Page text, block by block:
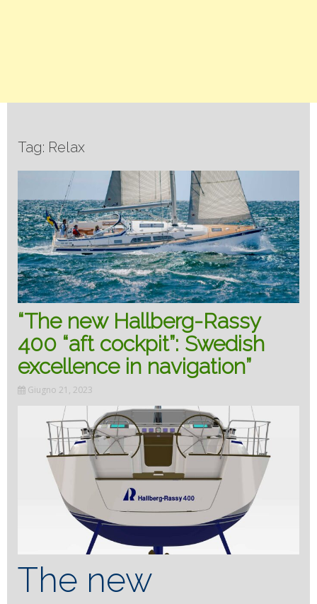
Tag: Relax
“The new Hallberg-Rassy
400 “aft cockpit”: Swedish
excellence in navigation”
Giugno 21, 2023
The new